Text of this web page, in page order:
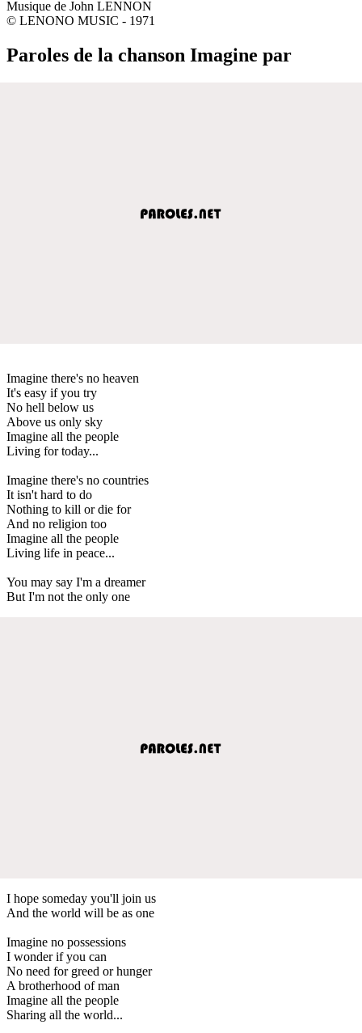
Musique de John LENNON
© LENONO MUSIC - 1971
Paroles de la chanson Imagine par
Imagine there's no heaven
It's easy if you try
No hell below us
Above us only sky
Imagine all the people
Living for today...
Imagine there's no countries
It isn't hard to do
Nothing to kill or die for
And no religion too
Imagine all the people
Living life in peace...
You may say I'm a dreamer
But I'm not the only one
I hope someday you'll join us
And the world will be as one
Imagine no possessions
I wonder if you can
No need for greed or hunger
A brotherhood of man
Imagine all the people
Sharing all the world...